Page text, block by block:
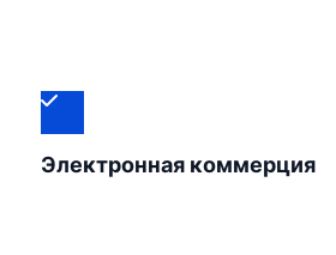
Электронная коммерция